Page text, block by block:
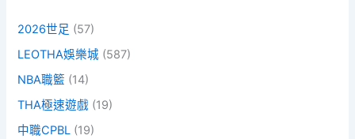
2026世足 (57)
LEOTHA娛樂城 (587)
NBA職籃 (14)
THA極速遊戲 (19)
中職CPBL (19)